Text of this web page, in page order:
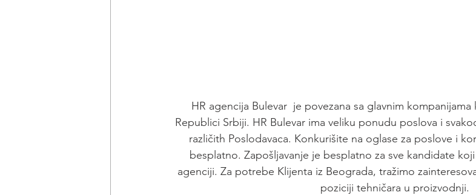
Republici Srbiji. HR Bulevar ima veliku ponudu poslova i
različith Poslodavaca. Konkurišite na oglase za poslove i
besplatno. Zapošljavanje je besplatno za sve kandidate
agenciji. Za potrebe Klijenta iz Beograda, tražimo
poziciji tehničara u proizvodnji.